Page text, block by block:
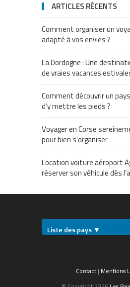
ARTICLES RÉCENTS
Comment organiser un
adapté à vos envies ?
La Dordogne : Une
de vraies vacances
Comment découvrir un
d’y mettre les pieds ?
Voyager en Corse
pour bien s’organiser
Location voiture aéroport
réserver son véhicule dès
Liste des pays ▼
Contact| Mentions